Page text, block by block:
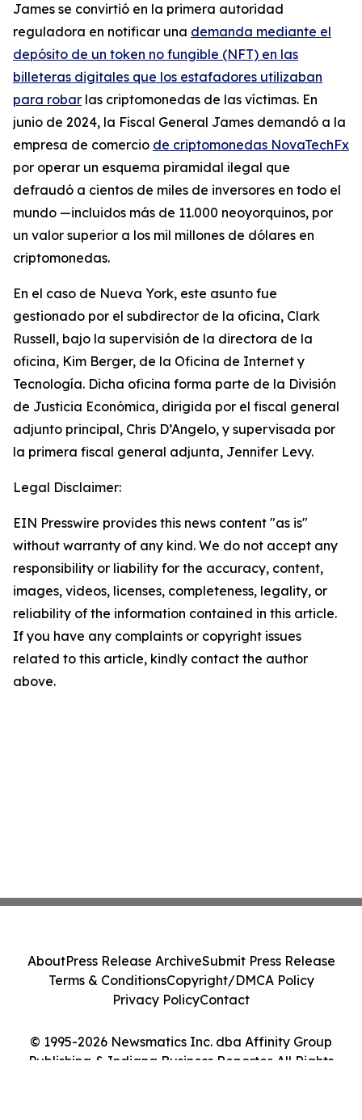
James se convirtió en la primera autoridad
reguladora en notificar una demanda mediante el
depósito de un token no fungible (NFT) en las
billeteras digitales que los estafadores utilizaban
para robar las criptomonedas de las víctimas. En
junio de 2024, la Fiscal General James demandó a la
empresa de comercio de criptomonedas NovaTechFx
por operar un esquema piramidal ilegal que
defraudó a cientos de miles de inversores en todo el
mundo —incluidos más de 11.000 neoyorquinos, por
un valor superior a los mil millones de dólares en
criptomonedas.
En el caso de Nueva York, este asunto fue
gestionado por el subdirector de la oficina, Clark
Russell, bajo la supervisión de la directora de la
oficina, Kim Berger, de la Oficina de Internet y
Tecnología. Dicha oficina forma parte de la División
de Justicia Económica, dirigida por el fiscal general
adjunto principal, Chris D’Angelo, y supervisada por
la primera fiscal general adjunta, Jennifer Levy.
Legal Disclaimer:
EIN Presswire provides this news content "as is"
without warranty of any kind. We do not accept any
responsibility or liability for the accuracy, content,
images, videos, licenses, completeness, legality, or
reliability of the information contained in this article.
If you have any complaints or copyright issues
related to this article, kindly contact the author
above.
© 1995-2026 Newsmatics Inc. dba Affinity Group
Publishing & Indiana Business Reporter. All Rights
AboutPress Release ArchiveSubmit Press Release
Terms & ConditionsCopyright/DMCA Policy
Privacy PolicyContact